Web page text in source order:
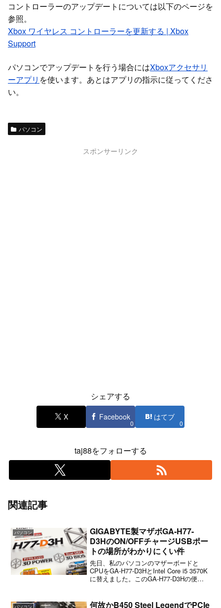
コントローラーのアップデートについては以下のページを
参照。
Xbox ワイヤレス コントローラーを更新する | Xbox
Support
パソコンでアップデートを行う場合にはXboxアクセサリ
ーアプリ を使います。あとはアプリの指示に従ってくださ
い。
パソコン
スポンサーリンク
シェアする
X Facebook
0
はてブ
0
taj88をフォローする
関連記事
パソコン
GIGABYTE製マザボGA-H77-
D3HのON/OFFチャージUSBポー
トの場所がわかりにくい件
先日、私のパソコンのマザーボードと
CPUをGA-H77-D3HとIntel Core i5 3570K
に替えました。このGA-H77-D3Hの便利
の赤いU...
パソコン 何故かB450 Steel LegendでPCIe